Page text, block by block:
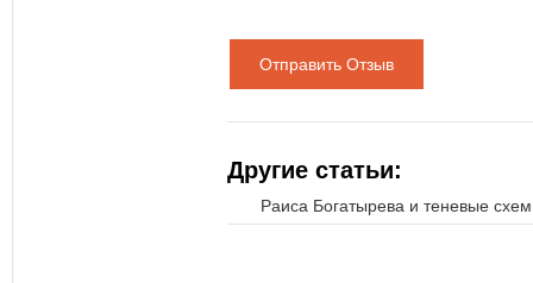
Отправить Отзыв
Другие статьи:
Раиса Богатырева и теневые